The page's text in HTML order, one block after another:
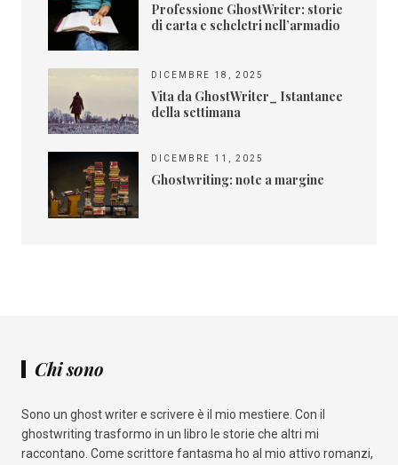
Professione GhostWriter: storie
di carta e scheletri nell’armadio
DICEMBRE 18, 2025
Vita da GhostWriter_ Istantanee
della settimana
DICEMBRE 11, 2025
Ghostwriting: note a margine
Chi sono
Sono un ghost writer e scrivere è il mio mestiere. Con il
ghostwriting trasformo in un libro le storie che altri mi
raccontano. Come scrittore fantasma ho al mio attivo romanzi,